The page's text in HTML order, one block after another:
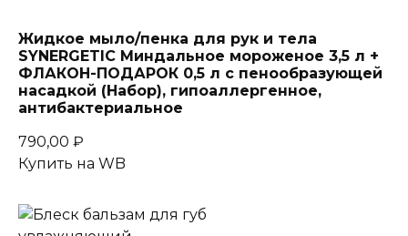
Жидкое мыло/пенка для рук и тела
SYNERGETIC Миндальное мороженое 3,5 л +
ФЛАКОН-ПОДАРОК 0,5 л с пенообразующей
насадкой (Набор), гипоаллергенное,
антибактериальное
790,00 ₽
Купить на WB